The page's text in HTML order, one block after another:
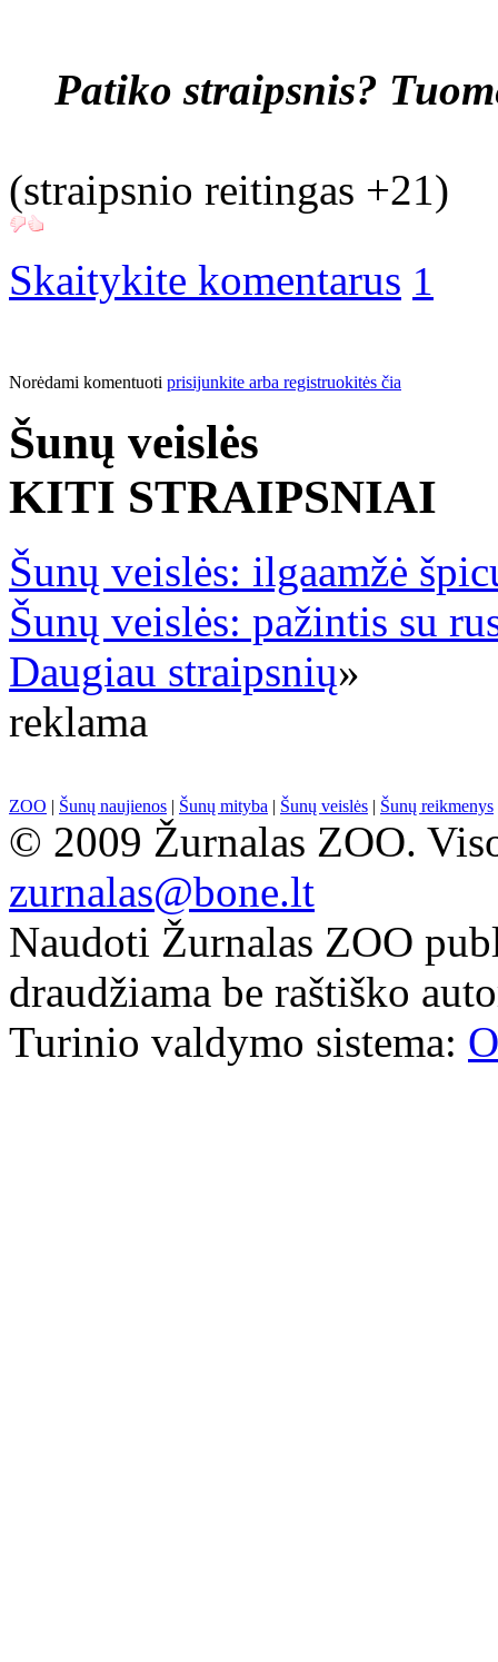
Patiko straipsnis?
(straipsnio reitingas +21)
Skaitykite komentarus 1
Norėdami komentuoti prisijunkite arba registruokitės čia
Šunų veislės
KITI STRAIPSNIAI
Šunų veislės: ilgaamžė
Šunų veislės: pažintis su
Daugiau straipsnių»
reklama
ZOO | Šunų naujienos | Šunų mityba | Šunų veislės | Šunų reikmenys
© 2009 Žurnalas ZOO.
zurnalas@bone.lt
Naudoti Žurnalas ZOO
draudžiama be raštiško
Turinio valdymo sistema: